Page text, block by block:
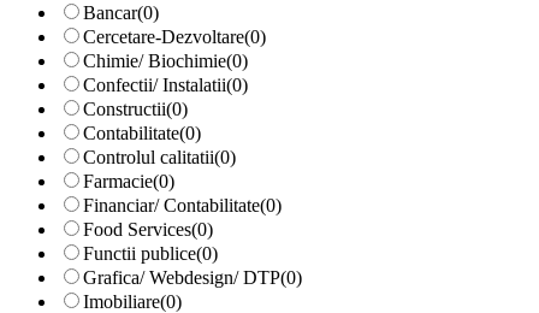
Bancar(0)
Cercetare-Dezvoltare(0)
Chimie/ Biochimie(0)
Confectii/ Instalatii(0)
Constructii(0)
Contabilitate(0)
Controlul calitatii(0)
Farmacie(0)
Financiar/ Contabilitate(0)
Food Services(0)
Functii publice(0)
Grafica/ Webdesign/ DTP(0)
Imobiliare(0)